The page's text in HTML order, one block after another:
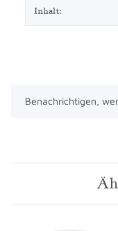
Inhalt:
Benachrichtigen,